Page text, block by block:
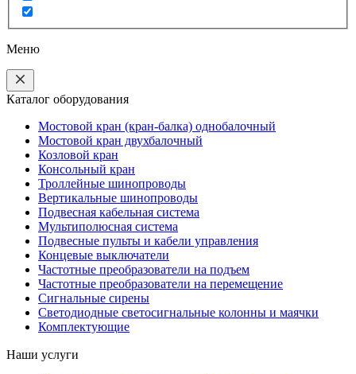
Меню
Каталог оборудования
Мостовой кран (кран-балка) однобалочный
Мостовой кран двухбалочный
Козловой кран
Консольный кран
Троллейные шинопроводы
Вертикальные шинопроводы
Подвесная кабельная система
Мультиполюсная система
Подвесные пульты и кабели управления
Концевые выключатели
Частотные преобразователи на подъем
Частотные преобразователи на перемещение
Сигнальные сирены
Светодиодные светосигнальные колонны и маячки
Комплектующие
Наши услуги